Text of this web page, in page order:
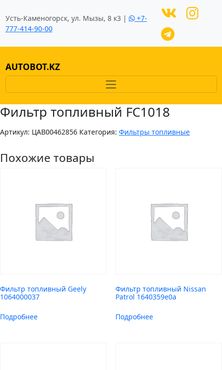
Усть-Каменогорск, ул. Мызы, 8 к3 |
+7-
777-414-90-00
AUTOBOT.KZ
Фильтр топливный FC1018
Артикул: ЦAB00462856 Категория: Фильтры топливные
Похожие товары
Фильтр топливный Geely
1064000037
Подробнее
Фильтр топливный Nissan
Patrol 1640359e0a
Подробнее